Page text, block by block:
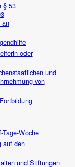
§ 53
an
oder
und
von
Woche
auf den
und Stiftungen